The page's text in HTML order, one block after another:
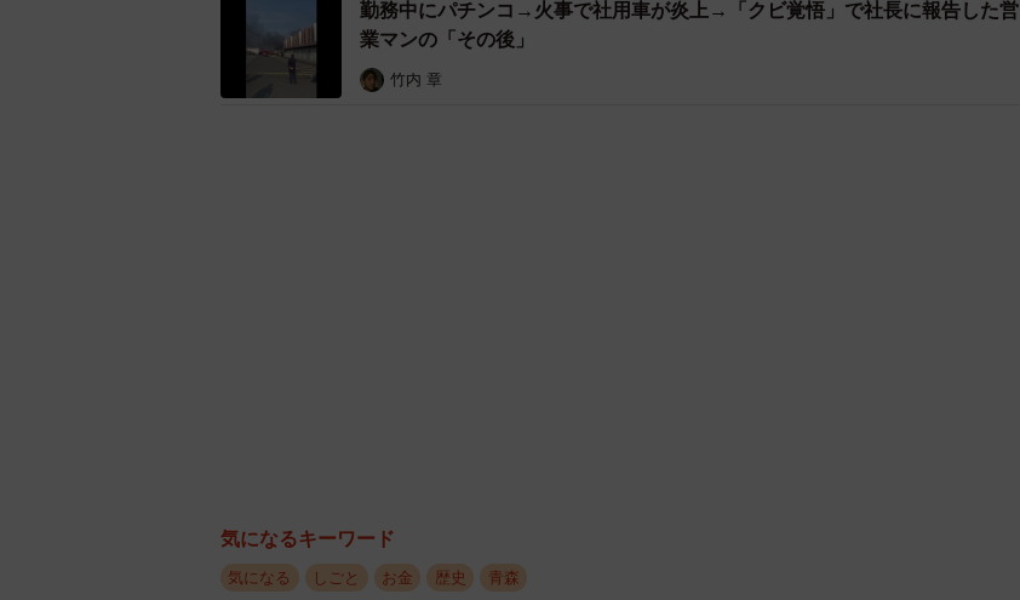
勤務中にパチンコ→火事で社用車が炎上→「クビ覚悟」で社長に報告した営
業マンの「その後」
竹内 章
気になるキーワード
気になる しごと お金 歴史 青森